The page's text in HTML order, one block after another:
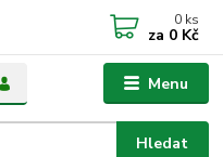
Menu
Hledat
0 ks
za 0 Kč